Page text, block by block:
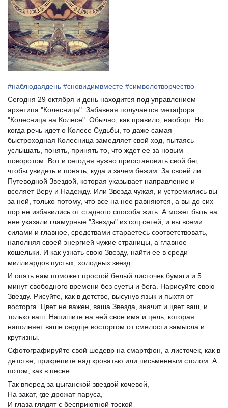
#наблюдаядень #сновидимвместе #символотворчество
Сегодня 29 октября и день находится под управлением
архетипа "Колесница". Забавная получается метафора
"Колесница на Колесе". Обычно, как правило, наоборт. Но
когда речь идет о Колесе Судьбы, то даже самая
быстроходная Колесница замедляет свой ход, пытаясь
услышать, понять, принять то, что ждет ее за новым
поворотом. Вот и сегодня нужно приостановить свой бег,
чтобы увидеть и понять, куда и зачем бежим. За своей ли
Путеводной Звездой, которая указывает направление и
вселяет Веру и Надежду. Или Звезда чужая, и устремились вы
за ней, только потому, что все на нее равняются, а вы до сих
пор не избавились от стадного способа жить. А может быть на
нее указали гламурные "Звезды" из соц.сетей, и вы всеми
силами и главное, средствами стараетесь соответствовать,
наполняя своей энергией чужие страницы, а главное
кошельки. И как узнать свою Звезду, найти ее в среди
миллиардов пустых, холодных звезд.
И опять нам поможет простой белый листочек бумаги и 5
минут свободного времени без суеты и бега. Нарисуйте свою
Звезду. Рисуйте, как в детстве, высунув язык и пыхтя от
восторга. Цвет не важен, ваша Звезда, значит и цвет ваш, и
только ваш. Напишите на ней свое имя и цель, которая
наполняет ваше сердце восторгом от смелости замысла и
крутизны.
Сфотографируйте свой шедевр на смартфон, а листочек, как в
детстве, прикрепите над кроватью или письменным столом. А
потом, как в песне:
Так вперед за цыганской звездой кочевой,
На закат, где дрожат паруса,
И глаза глядят с бесприютной тоской